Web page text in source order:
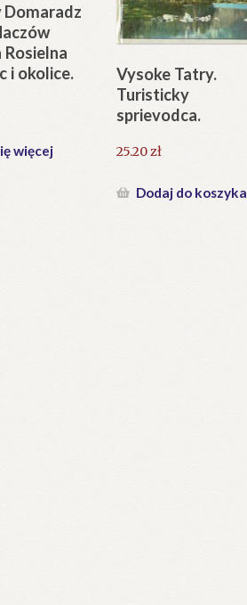
Rosielna
i okolice.
więcej
Vysoke Tatry.
Turisticky
sprievodca.
25.20zł
Dodaj do koszyka